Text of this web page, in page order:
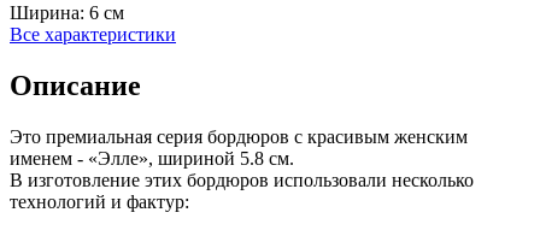
Ширина: 6 см
Все характеристики
Описание
Это премиальная серия бордюров c красивым женским
именем - «Элле», шириной 5.8 см.
В изготовление этих бордюров использовали несколько
технологий и фактур: